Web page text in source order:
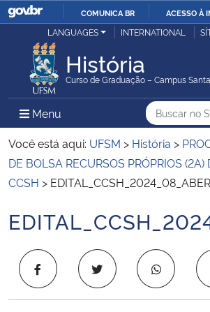
IR
COMUNICA BR ACESSO À
Ministério da Justiça e Segurança Pública
Ministério da Defesa
Ministério das Relações Exteriores
Ministério da Economia
Ministério da Infraestrutura
Ministério da Agricultura, Pecuária e Abastecimento
Ministério da Educação
LANGUAGES INTERNATIONAL
História
Curso de Graduação – Campus
Menu Menu Principal do Sítio
Busca
Buscar
Busca:
Você está aqui: UFSM > História >
DE BOLSA RECURSOS PRÓPRIOS (2A)
CCSH >
Início do conteúdo